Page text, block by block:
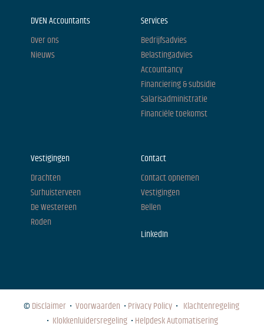
DVEN Accountants
Over ons
Nieuws
Services
Bedrijfsadvies
Belastingadvies
Accountancy
Financiering & subsidie
Salarisadministratie
Financiële toekomst
Vestigingen
Drachten
Surhuisterveen
De Westereen
Roden
Contact
Contact opnemen
Vestigingen
Bellen
LinkedIn
©Disclaimer• Voorwaarden •Privacy Policy• Klachtenregeling
• Klokkenluidersregeling•Helpdesk Automatisering